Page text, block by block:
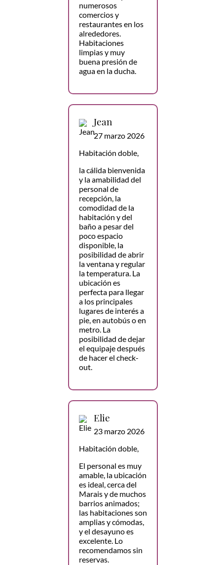
numerosos
comercios y
restaurantes en los
alrededores.
Habitaciones
limpias y muy
buena presión de
agua en la ducha.
Jean
27 marzo 2026
Habitación doble,
la cálida bienvenida
y la amabilidad del
personal de
recepción, la
comodidad de la
habitación y del
baño a pesar del
poco espacio
disponible, la
posibilidad de abrir
la ventana y regular
la temperatura. La
ubicación es
perfecta para llegar
a los principales
lugares de interés a
pie, en autobús o en
metro. La
posibilidad de dejar
el equipaje después
de hacer el check-
out.
Elie
23 marzo 2026
Habitación doble,
El personal es muy
amable, la ubicación
es ideal, cerca del
Marais y de muchos
barrios animados;
las habitaciones son
amplias y cómodas,
y el desayuno es
excelente. Lo
recomendamos sin
reservas.